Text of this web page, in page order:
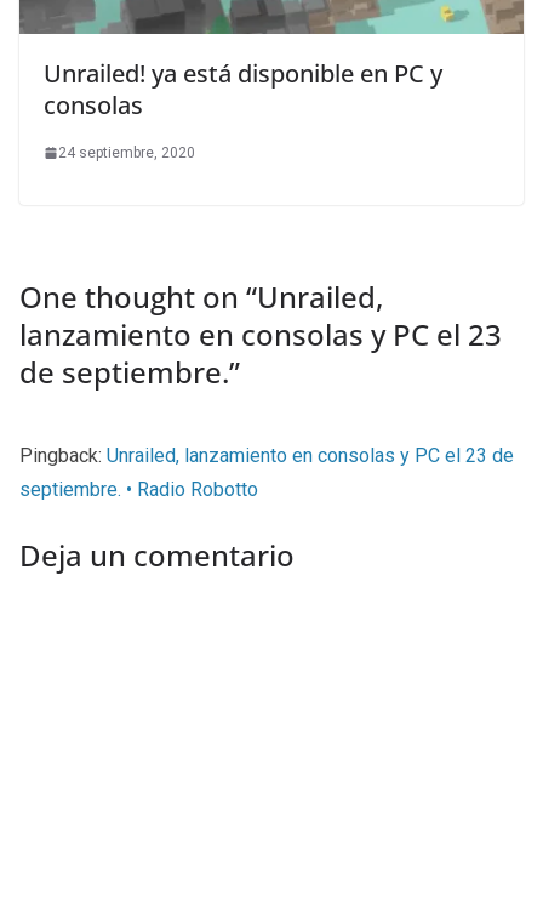
Unrailed! ya está disponible en PC y
consolas
24 septiembre, 2020
One thought on “Unrailed,
lanzamiento en consolas y PC el 23
de septiembre.”
Pingback: Unrailed, lanzamiento en consolas y PC el 23 de
septiembre. • Radio Robotto
Deja un comentario